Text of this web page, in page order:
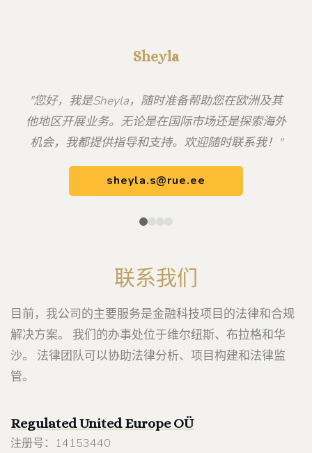
Sheyla
"您好，我是Sheyla，随时准备帮助您在欧洲及其
他地区开展业务。无论是在国际市场还是探索海外
机会，我都提供指导和支持。欢迎随时联系我！"
sheyla.s@rue.ee
联系我们
目前，我公司的主要服务是金融科技项目的法律和合规
解决方案。 我们的办事处位于维尔纽斯、布拉格和华
沙。 法律团队可以协助法律分析、项目构建和法律监
管。
Regulated United EuropeOÜ
注册号：14153440